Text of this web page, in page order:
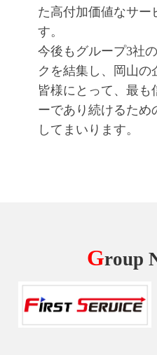
た高付加価値なサー
す。
今後もグループ3社
クを結集し、岡山
皆様にとって、最も
ーであり続けるため
してまいります。
Group